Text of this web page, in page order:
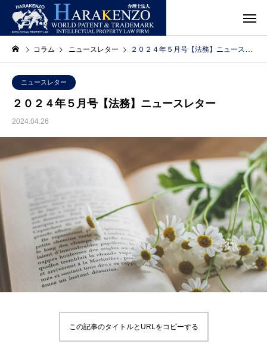
コラム ニュースレター ２０２４年５月号【法務】ニュースレター
ニュースレター
２０２４年５月号【法務】ニュースレター
2024.04.26
この記事のタイトルとURLをコピーする